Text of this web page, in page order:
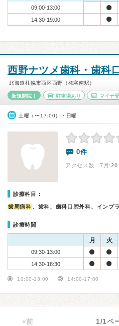
09:00-13:00
14:30-19:00
西野ナツメ歯科・歯科
北海道札幌市西区西野（発寒南駅）
新規開院！ 駐車場あり マイナ
土曜（〜17:00）・日曜
0件
アクセス数 7月:20
診療科目：
歯周病科 、歯科、歯科口腔外科、インプ
診療時間
月 火
09:30-13:00
14:30-18:30
10:00-13:00 14:00-17:00
«前 1/1ペ